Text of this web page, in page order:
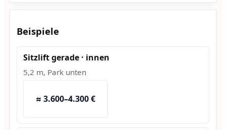
Beispiele
Sitzlift gerade · innen
5,2 m, Park unten
≈ 3.600–4.300 €